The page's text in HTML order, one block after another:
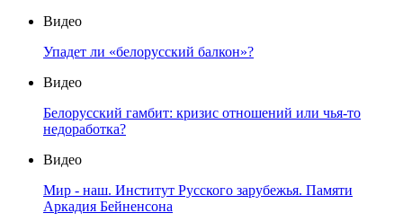
Видео
Упадет ли «белорусский балкон»?
Видео
Белорусский гамбит: кризис отношений или чья-то
недоработка?
Видео
Мир - наш. Институт Русского зарубежья. Памяти
Аркадия Бейненсона